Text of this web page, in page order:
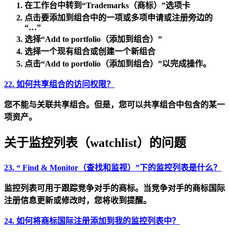
在工作台中转到 “Trademarks（商标）”选项卡
点击要添加到组合中的一项或多项申请或注册旁边的
“…”
选择“Add to portfolio（添加到组合）”
选择一个现有组合或创建一个新组合
点击“Add to portfolio（添加到组合）”以完成操作。
22. 如何共享组合的访问权限？
您不能与关联共享组合。但是，您可以共享组合中包含的某一
项资产。
关于监控列表（watchlist）的问题
23. “ Find & Monitor（查找和监视）”下的监控列表是什么？
监控列表可用于跟踪竞争对手的商标。当竞争对手的商标国际
注册信息更新或修改时，您将收到提醒。
24. 如何将商标国际注册添加到我的监控列表中？